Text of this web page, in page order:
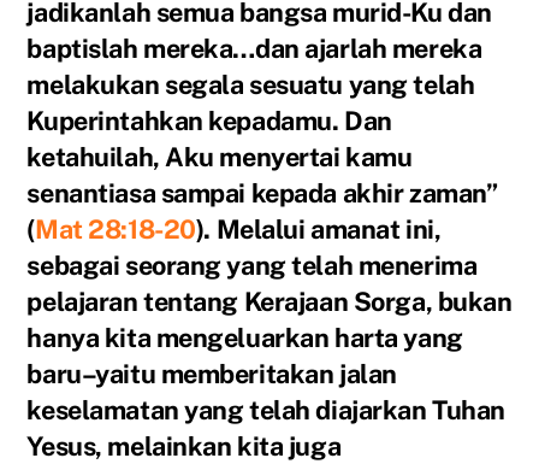
jadikanlah semua bangsa murid-Ku dan
baptislah mereka…dan ajarlah mereka
melakukan segala sesuatu yang telah
Kuperintahkan kepadamu. Dan
ketahuilah, Aku menyertai kamu
senantiasa sampai kepada akhir zaman”
(Mat 28:18-20). Melalui amanat ini,
sebagai seorang yang telah menerima
pelajaran tentang Kerajaan Sorga, bukan
hanya kita mengeluarkan harta yang
baru–yaitu memberitakan jalan
keselamatan yang telah diajarkan Tuhan
Yesus, melainkan kita juga